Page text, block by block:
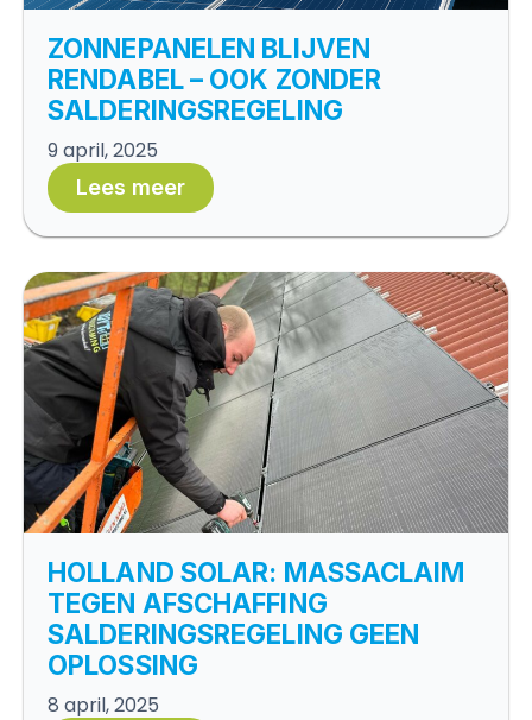
ZONNEPANELEN BLIJVEN
RENDABEL – OOK ZONDER
SALDERINGSREGELING
9 april, 2025
Lees meer
HOLLAND SOLAR: MASSACLAIM
TEGEN AFSCHAFFING
SALDERINGSREGELING GEEN
OPLOSSING
8 april, 2025